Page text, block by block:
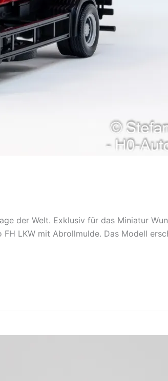
der Welt. Exklusiv für das Miniatur
LKW mit Abrollmulde. Das Modell